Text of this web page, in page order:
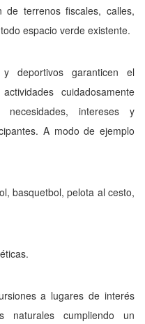
terrenos fiscales, calles,
espacio verde existente.
deportivos garanticen el
cuidadosamente
intereses y
A modo de ejemplo
pelota al cesto,
a lugares de interés
naturales cumpliendo un